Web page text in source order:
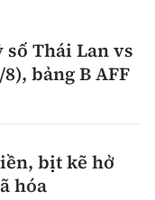
Thái Lan vs
bảng B AFF
bịt kẽ hở
hóa